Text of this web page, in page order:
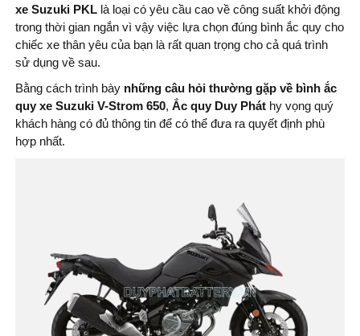
xe Suzuki PKL là loại có yêu cầu cao về công suất khởi động
trong thời gian ngắn vì vậy việc lựa chọn đúng bình ắc quy cho
chiếc xe thân yêu của bạn là rất quan trọng cho cả quá trình
sử dụng về sau.
Bằng cách trình bày những câu hỏi thường gặp về bình ắc
quy xe Suzuki V-Strom 650, Ắc quy Duy Phát hy vọng quý
khách hàng có đủ thông tin để có thể đưa ra quyết định phù
hợp nhất.